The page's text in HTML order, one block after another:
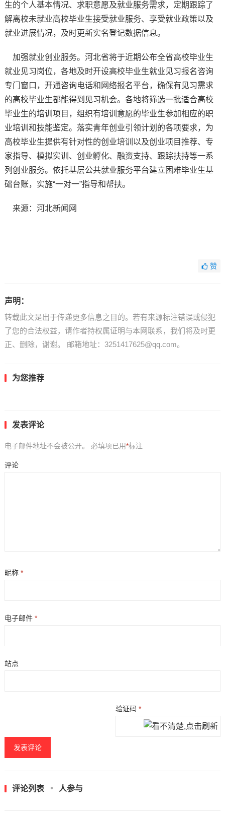
生的个人基本情况、求职意愿及就业服务需求，定期跟踪了
解离校未就业高校毕业生接受就业服务、享受就业政策以及
就业进展情况，及时更新实名登记数据信息。
加强就业创业服务。河北省将于近期公布全省高校毕业生
就业见习岗位，各地及时开设高校毕业生就业见习报名咨询
专门窗口，开通咨询电话和网络报名平台，确保有见习需求
的高校毕业生都能得到见习机会。各地将筛选一批适合高校
毕业生的培训项目，组织有培训意愿的毕业生参加相应的职
业培训和技能鉴定。落实青年创业引领计划的各项要求，为
高校毕业生提供有针对性的创业培训以及创业项目推荐、专
家指导、模拟实训、创业孵化、融资支持、跟踪扶持等一系
列创业服务。依托基层公共就业服务平台建立困难毕业生基
础台账，实施“一对一”指导和帮扶。
来源：河北新闻网
赞
声明：
转载此文是出于传递更多信息之目的。若有来源标注错误或侵犯
了您的合法权益，请作者持权属证明与本网联系，我们将及时更
正、删除，谢谢。 邮箱地址：3251417625@qq.com。
为您推荐
发表评论
电子邮件地址不会被公开。 必填项已用*标注
评论
昵称 *
电子邮件 *
站点
验证码*
评论列表 人参与